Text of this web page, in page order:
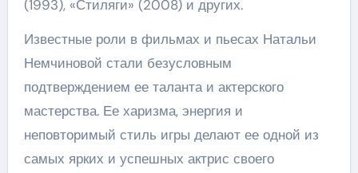
(1993), «Стиляги» (2008) и других.
Известные роли в фильмах и пьесах Натальи
Немчиновой стали безусловным
подтверждением ее таланта и актерского
мастерства. Ее харизма, энергия и
неповторимый стиль игры делают ее одной из
самых ярких и успешных актрис своего